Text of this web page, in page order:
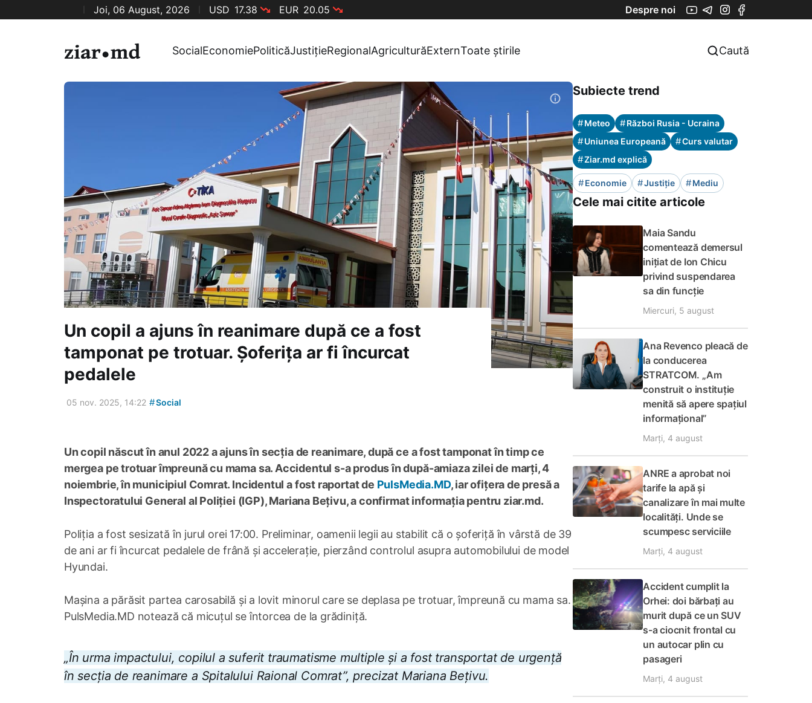
Joi, 06 August, 2026 USD 17.38 EUR 20.05 Despre noi
SocialEconomiePoliticăJustițieRegionalAgriculturăExternToate știrile Caută
Un copil a ajuns în reanimare după ce a fost
tamponat pe trotuar. Șoferița ar fi încurcat
pedalele
05 nov. 2025, 14:22 #Social
Un copil născut în anul 2022 a ajuns în secția de reanimare, după ce a fost tamponat în timp ce
mergea pe trotuar împreună cu mama sa. Accidentul s-a produs în după-amiaza zilei de marți, 4
noiembrie, în municipiul Comrat. Incidentul a fost raportat de PulsMedia.MD, iar ofițera de presă a
Inspectoratului General al Poliției (IGP), Mariana Bețivu, a confirmat informația pentru ziar.md.
Poliția a fost sesizată în jurul orei 17:00. Preliminar, oamenii legii au stabilit că o șoferiță în vârstă de 39
de ani ar fi încurcat pedalele de frână și accelerație, pierzând controlul asupra automobilului de model
Hyundai.
Mașina a părăsit partea carosabilă și a lovit minorul care se deplasa pe trotuar, împreună cu mama sa.
PulsMedia.MD notează că micuțul se întorcea de la grădiniță.
„În urma impactului, copilul a suferit traumatisme multiple și a fost transportat de urgență
în secția de reanimare a Spitalului Raional Comrat”, precizat Mariana Bețivu.
Subiecte trend
#Meteo #Război Rusia - Ucraina
#Uniunea Europeană #Curs valutar
#Ziar.md explică
#Economie #Justiție #Mediu
Cele mai citite articole
Maia Sandu
comentează demersul
inițiat de Ion Chicu
privind suspendarea
sa din funcție
Miercuri, 5 august
Ana Revenco pleacă de
la conducerea
STRATCOM. „Am
construit o instituție
menită să apere spațiul
informațional”
Marți, 4 august
ANRE a aprobat noi
tarife la apă și
canalizare în mai multe
localități. Unde se
scumpesc serviciile
Marți, 4 august
Accident cumplit la
Orhei: doi bărbați au
murit după ce un SUV
s-a ciocnit frontal cu
un autocar plin cu
pasageri
Marți, 4 august